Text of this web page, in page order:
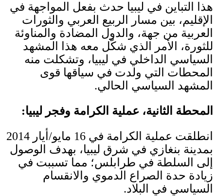
هذا التباين في ليبيا حدث بفعل المواجهة في
الإقليم، بين مسار الربيع العربي والثورات
العربية من جهة، والدول المضادة والمناوئة
للثورة، الأمر الذي شكّل معه هذا المشهد
السياسي الداخلي في ليبيا، وتشكلت منه
المحطات التي ولدت في سياقها قوى
المشهد السياسي الحالي.
المحطة الثانية، عملية الكرامة وفجر ليبيا:
انطلقت عملية الكرامة في 16 مايو/ أيار 2014
بمدينة بنغازي في شرق ليبيا، بهدف الوصول
إلى السلطة في طرابلس؛ مما تسببت في
زيادة حدة الصراع الدموي والانقسام
السياسي في البلاد.